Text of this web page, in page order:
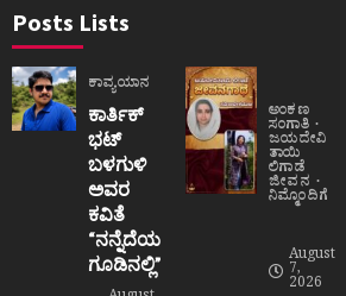
Posts Lists
ಕಾವ್ಯಯಾನ
ಕಾರ್ತಿಕ್
ಭಟ್
ಬಳಗುಳಿ
ಅವರ
ಕವಿತೆ
“ನನ್ನೆದೆಯ
ಗೂಡಿನಲ್ಲಿ”
ಅಂಕಣ
ಸಂಗಾತಿ
ಜಯದೇವಿ
ತಾಯಿ
ಲಿಗಾಡೆ
ಜೀವನ
ನಿಮ್ಮೊಂದಿಗೆ
August
7,
2026